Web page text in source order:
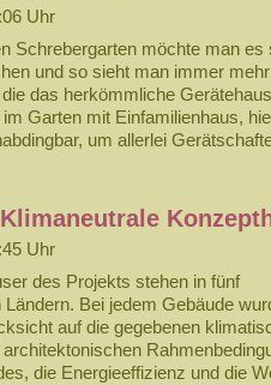
Uhr
Schrebergarten möchte man es
und so sieht man immer
das herkömmliche
Garten mit Einfamilienhaus,
um allerlei
Uhr
des Projekts stehen in fünf
Bei jedem Gebäude
auf die gegebenen
architektonischen
die Energieeffizienz und die